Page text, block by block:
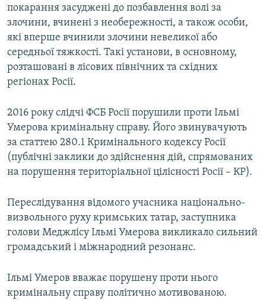
покарання засуджені до позбавлення волі за
злочини, вчинені з необережності, а також особи,
які вперше вчинили злочини невеликої або
середньої тяжкості. Такі установи, в основному,
розташовані в лісових північних та східних
регіонах Росії.
2016 року слідчі ФСБ Росії порушили проти Ільмі
Умерова кримінальну справу. Його звинувачують
за статтею 280.1 Кримінального кодексу Росії
(публічні заклики до здійснення дій, спрямованих
на порушення територіальної цілісності Росії – КР).
Переслідування відомого учасника національно-
визвольного руху кримських татар, заступника
голови Меджлісу Ільмі Умерова викликало сильний
громадський і міжнародний резонанс.
Ільмі Умеров вважає порушену проти нього
кримінальну справу політично мотивованою.